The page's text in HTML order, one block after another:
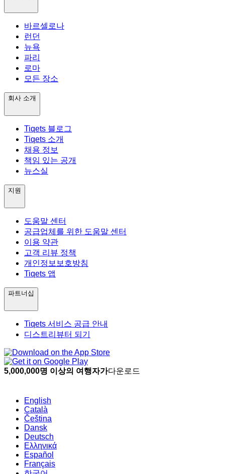
바르셀로나
런던
뉴욕
파리
로마
모든 장소
회사 소개
Tiqets 블로그
Tiqets 소개
채용 정보
책임 있는 공개
뉴스실
지원
도움말 센터
공급업체를 위한 도움말 센터
이용 약관
고객 리뷰 정책
개인정보보호방침
Tiqets 앱
파트너십
Tiqets 서비스 공급 안내
디스트리뷰터 되기
5,000,000명 이상의 여행자가다운로드
English
Català
Čeština
Dansk
Deutsch
Ελληνικά
Español
Français